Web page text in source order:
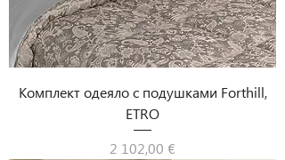
Комплект одеяло с подушками Forthill,
ETRO
Цена
2 102,00 €